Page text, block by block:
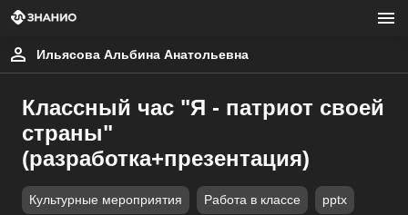
Ильясова Альбина Анатольевна
Классный час "Я - патриот своей
страны"
(разработка+презентация)
Культурные мероприятия Работа в классе pptx